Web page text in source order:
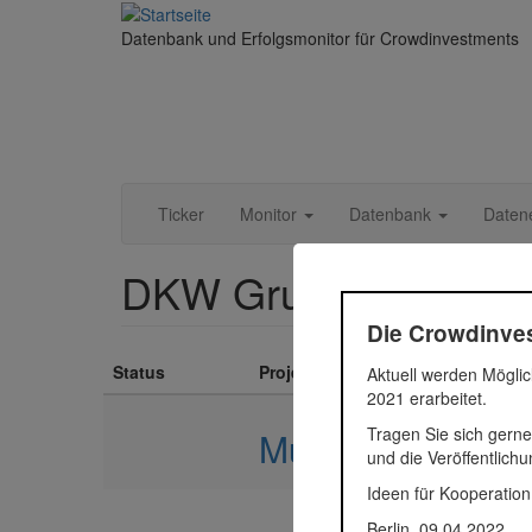
Datenbank und Erfolgsmonitor für Crowdinvestments
Ticker Monitor Datenbank
DKW Gruppe
Status Projekt
Muse Berlin
Die
Aktuell werden
2021 erarbeitet.
Tragen Sie sich
und die
Ideen für